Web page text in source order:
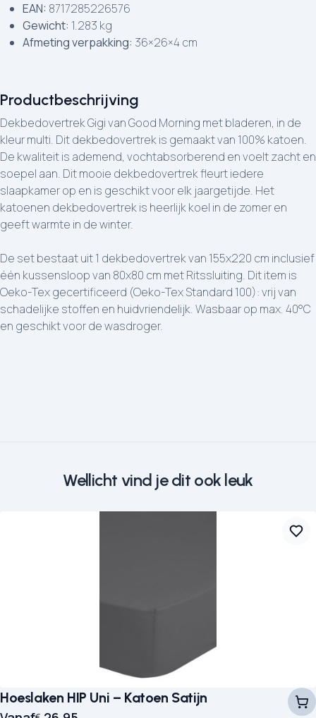
Productbeschrijving
Dekbedovertrek Gigi van Good Morning met bladeren, in de
kleur multi. Dit dekbedovertrek is gemaakt van 100% katoen.
De kwaliteit is ademend, vochtabsorberend en voelt zacht en
soepel aan. Dit mooie dekbedovertrek fleurt iedere
slaapkamer op en is geschikt voor elk jaargetijde. Het
katoenen dekbedovertrek is heerlijk koel in de zomer en
geeft warmte in de winter.
De set bestaat uit 1 dekbedovertrek van 155x220 cm inclusief
één kussensloop van 80x80 cm met Ritssluiting. Dit item is
Oeko-Tex gecertificeerd (Oeko-Tex Standard 100): vrij van
schadelijke stoffen en huidvriendelijk. Wasbaar op max. 40°C
en geschikt voor de wasdroger.
EAN: 8717285226576
Gewicht: 1.283 kg
Afmeting verpakking: 36×26×4 cm
Wellicht vind je dit ook leuk
Hoeslaken HIP Uni – Katoen Satijn